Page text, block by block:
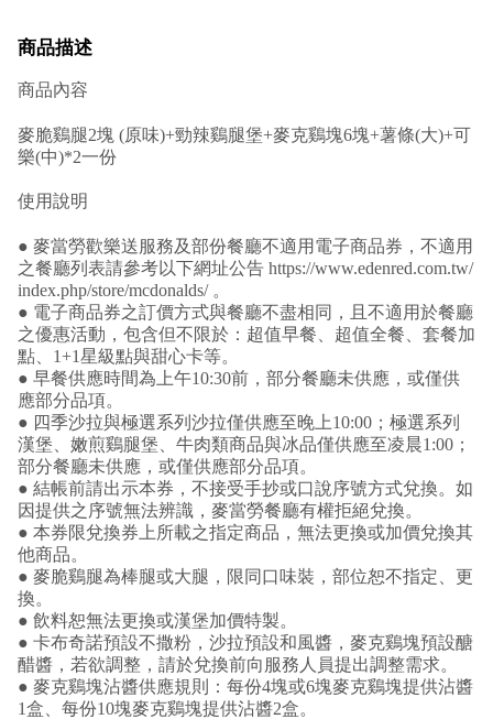
商品描述
商品內容
麥脆鷄腿2塊 (原味)+勁辣鷄腿堡+麥克鷄塊6塊+薯條(大)+可
樂(中)*2一份
使用說明
● 麥當勞歡樂送服務及部份餐廳不適用電子商品券，不適用
之餐廳列表請參考以下網址公告 https://www.edenred.com.tw/
index.php/store/mcdonalds/ 。
● 電子商品券之訂價方式與餐廳不盡相同，且不適用於餐廳
之優惠活動，包含但不限於：超值早餐、超值全餐、套餐加
點、1+1星級點與甜心卡等。
● 早餐供應時間為上午10:30前，部分餐廳未供應，或僅供
應部分品項。
● 四季沙拉與極選系列沙拉僅供應至晚上10:00；極選系列
漢堡、嫩煎鷄腿堡、牛肉類商品與冰品僅供應至凌晨1:00；
部分餐廳未供應，或僅供應部分品項。
● 結帳前請出示本券，不接受手抄或口說序號方式兌換。如
因提供之序號無法辨識，麥當勞餐廳有權拒絕兌換。
● 本券限兌換券上所載之指定商品，無法更換或加價兌換其
他商品。
● 麥脆鷄腿為棒腿或大腿，限同口味裝，部位恕不指定、更
換。
● 飲料恕無法更換或漢堡加價特製。
● 卡布奇諾預設不撒粉，沙拉預設和風醬，麥克鷄塊預設醣
醋醬，若欲調整，請於兌換前向服務人員提出調整需求。
● 麥克鷄塊沾醬供應規則：每份4塊或6塊麥克鷄塊提供沾醬
1盒、每份10塊麥克鷄塊提供沾醬2盒。